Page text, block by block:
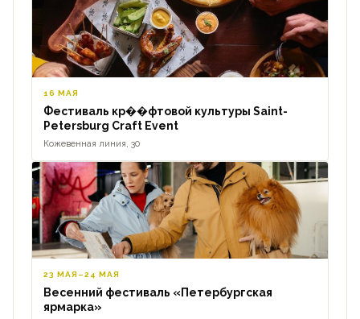
16 МАЯ
Фестиваль кр��фтовой культуры Saint-
Petersburg Craft Event
Кожевенная линия, 30
23 МАЯ–24 МАЯ
Весенний фестиваль «Петербургская
ярмарка»